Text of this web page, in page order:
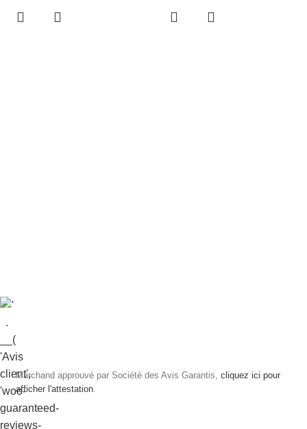
Marchand approuvé par Société des Avis Garantis, cliquez ici pour
afficher l'attestation.